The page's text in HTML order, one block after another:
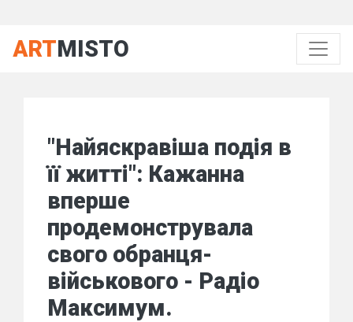
ARTMISTO
"Найяскравіша подія в
її житті": Кажанна
вперше
продемонструвала
свого обранця-
військового - Радіо
Максимум.